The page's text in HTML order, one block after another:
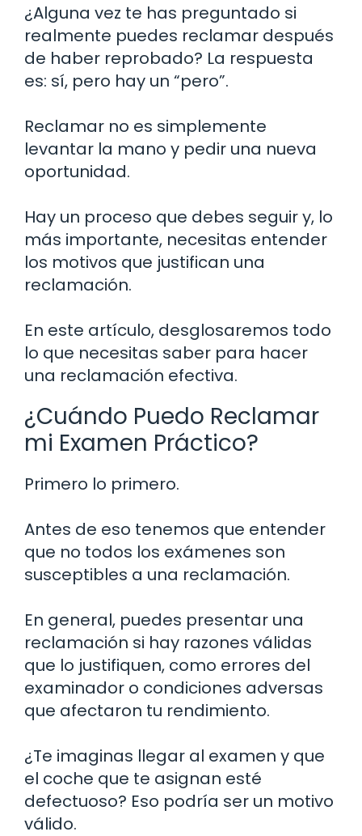
¿Alguna vez te has preguntado si
realmente puedes reclamar después
de haber reprobado? La respuesta
es: sí, pero hay un “pero”.
Reclamar no es simplemente
levantar la mano y pedir una nueva
oportunidad.
Hay un proceso que debes seguir y, lo
más importante, necesitas entender
los motivos que justifican una
reclamación.
En este artículo, desglosaremos todo
lo que necesitas saber para hacer
una reclamación efectiva.
¿Cuándo Puedo Reclamar
mi Examen Práctico?
Primero lo primero.
Antes de eso tenemos que entender
que no todos los exámenes son
susceptibles a una reclamación.
En general, puedes presentar una
reclamación si hay razones válidas
que lo justifiquen, como errores del
examinador o condiciones adversas
que afectaron tu rendimiento.
¿Te imaginas llegar al examen y que
el coche que te asignan esté
defectuoso? Eso podría ser un motivo
válido.